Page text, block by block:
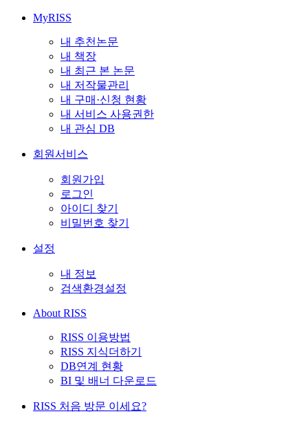
MyRISS
내 추천논문
내 책장
내 최근 본 논문
내 저작물관리
내 구매·신청 현황
내 서비스 사용권한
내 관심 DB
회원서비스
회원가입
로그인
아이디 찾기
비밀번호 찾기
설정
내 정보
검색환경설정
About RISS
RISS 이용방법
RISS 지식더하기
DB연계 현황
BI 및 배너 다운로드
RISS 처음 방문 이세요?